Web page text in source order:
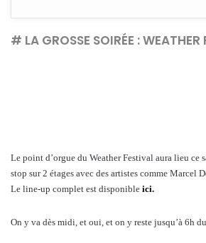
# LA GROSSE SOIRÉE :WEATHER
Le point d’orgue du Weather Festival aura lieu
stop sur 2 étages avec des artistes comme
Le line-up complet est disponible ici.
On y va dès midi, et oui, et on y reste jusqu’à 6h